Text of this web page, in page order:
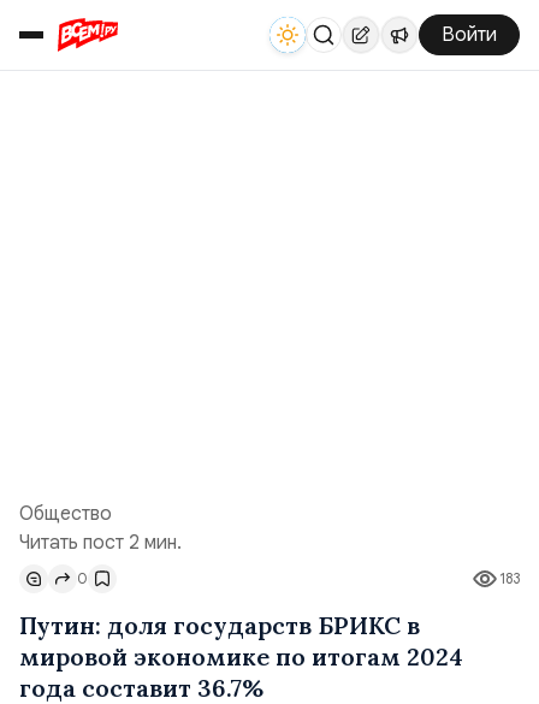
Войти
Общество
Читать пост 2 мин.
183
0
Путин: доля государств БРИКС в
мировой экономике по итогам 2024
года составит 36.7%